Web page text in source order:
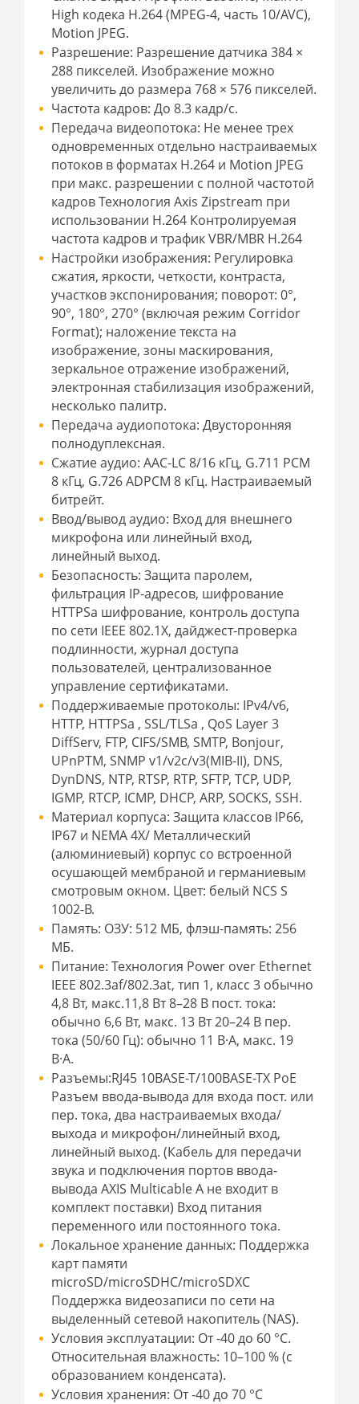
High кодека H.264 (MPEG-4, часть 10/AVC),
Motion JPEG.
Разрешение: Разрешение датчика 384 ×
288 пикселей. Изображение можно
увеличить до размера 768 × 576 пикселей.
Частота кадров: До 8.3 кадр/с.
Передача видеопотока: Не менее трех
одновременных отдельно настраиваемых
потоков в форматах H.264 и Motion JPEG
при макс. разрешении с полной частотой
кадров Технология Axis Zipstream при
использовании H.264 Контролируемая
частота кадров и трафик VBR/MBR H.264
Настройки изображения: Регулировка
сжатия, яркости, четкости, контраста,
участков экспонирования; поворот: 0°,
90°, 180°, 270° (включая режим Corridor
Format); наложение текста на
изображение, зоны маскирования,
зеркальное отражение изображений,
электронная стабилизация изображений,
несколько палитр.
Передача аудиопотока: Двусторонняя
полнодуплексная.
Сжатие аудио: AAC-LC 8/16 кГц, G.711 PCM
8 кГц, G.726 ADPCM 8 кГц. Настраиваемый
битрейт.
Ввод/вывод аудио: Вход для внешнего
микрофона или линейный вход,
линейный выход.
Безопасность: Защита паролем,
фильтрация IP-адресов, шифрование
HTTPSa шифрование, контроль доступа
по сети IEEE 802.1X, дайджест-проверка
подлинности, журнал доступа
пользователей, централизованное
управление сертификатами.
Поддерживаемые протоколы: IPv4/v6,
HTTP, HTTPSa , SSL/TLSa , QoS Layer 3
DiffServ, FTP, CIFS/SMB, SMTP, Bonjour,
UPnPTM, SNMP v1/v2c/v3(MIB-II), DNS,
DynDNS, NTP, RTSP, RTP, SFTP, TCP, UDP,
IGMP, RTCP, ICMP, DHCP, ARP, SOCKS, SSH.
Материал корпуса: Защита классов IP66,
IP67 и NEMA 4X/ Металлический
(алюминиевый) корпус со встроенной
осушающей мембраной и германиевым
смотровым окном. Цвет: белый NCS S
1002-B.
Память: ОЗУ: 512 МБ, флэш-память: 256
МБ.
Питание: Технология Power over Ethernet
IEEE 802.3af/802.3at, тип 1, класс 3 обычно
4,8 Вт, макс.11,8 Вт 8–28 В пост. тока:
обычно 6,6 Вт, макс. 13 Вт 20–24 В пер.
тока (50/60 Гц): обычно 11 В·А, макс. 19
В·А.
Разъемы:RJ45 10BASE-T/100BASE-TX PoE
Разъем ввода-вывода для входа пост. или
пер. тока, два настраиваемых входа/
выхода и микрофон/линейный вход,
линейный выход. (Кабель для передачи
звука и подключения портов ввода-
вывода AXIS Multicable A не входит в
комплект поставки) Вход питания
переменного или постоянного тока.
Локальное хранение данных: Поддержка
карт памяти
microSD/microSDHC/microSDXC
Поддержка видеозаписи по сети на
выделенный сетевой накопитель (NAS).
Условия эксплуатации: От -40 до 60 °C.
Относительная влажность: 10–100 % (с
образованием конденсата).
Условия хранения: От -40 до 70 °C